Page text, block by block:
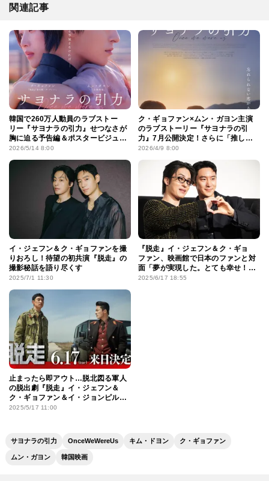
関連記事
韓国で260万人動員のラブストー
リー『サヨナラの引⼒』せつなさが
胸に迫る予告編＆ポスタービジュア
ル
2026/5/14 8:00
ク・ギョファン×ムン・ガヨン主演
のラブストーリー『サヨナラの引
力』7月公開決定！さらに「推しト
ク映画」に仲間入り
2026/4/9 8:00
イ・ジェフン＆ク・ギョファンを撮
りおろし！待望の初共演『脱走』の
撮影秘話を語り尽くす
2025/7/1 11:30
『脱走』イ・ジェフン＆ク・ギョ
ファン、映画館で日本のファンと対
面「夢が実現した。とても幸せ！」
と感激
2025/6/17 18:55
止まったら即アウト…脱北図る軍人
の脱出劇『脱走』イ・ジェフン＆
ク・ギョファン＆イ・ジョンピル監
督来日決定！
2025/5/17 11:00
サヨナラの引力 OnceWeWereUs キム・ドヨン ク・ギョファン
ムン・ガヨン 韓国映画